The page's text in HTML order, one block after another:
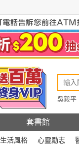
吳毅平
套書館
生活風格 心靈勵志